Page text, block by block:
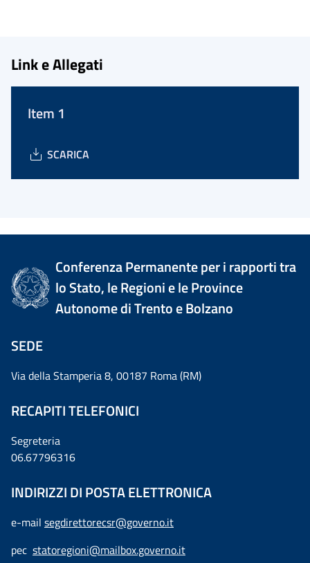
Link e Allegati
Item 1
SCARICA
Conferenza Permanente per i rapporti tra
lo Stato, le Regioni e le Province
Autonome di Trento e Bolzano
SEDE
Via della Stamperia 8, 00187 Roma (RM)
RECAPITI TELEFONICI
Segreteria
06.67796316
INDIRIZZI DI POSTA ELETTRONICA
e-mail segdirettorecsr@governo.it
pec statoregioni@mailbox.governo.it